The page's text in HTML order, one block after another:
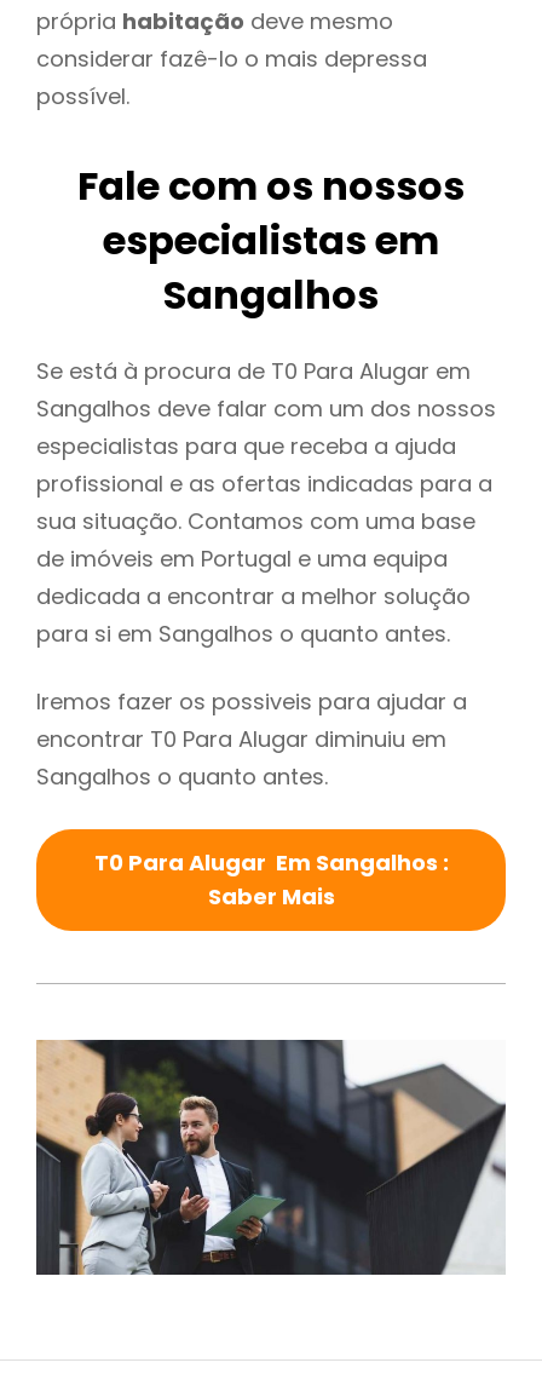
própria habitação deve mesmo
considerar fazê-lo o mais depressa
possível.
Fale com os nossos
especialistas em
Sangalhos
Se está à procura de T0 Para Alugar em
Sangalhos deve falar com um dos nossos
especialistas para que receba a ajuda
profissional e as ofertas indicadas para a
sua situação. Contamos com uma base
de imóveis em Portugal e uma equipa
dedicada a encontrar a melhor solução
para si em Sangalhos o quanto antes.
Iremos fazer os possiveis para ajudar a
encontrar T0 Para Alugar diminuiu em
Sangalhos o quanto antes.
T0 Para Alugar Em Sangalhos :
Saber Mais